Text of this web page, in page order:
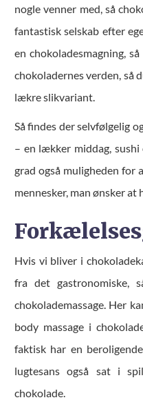
nogle venner med, så
fantastisk selskab efter
en chokoladesmagning,
chokoladernes verden, så
lækre slikvariant.
Så findes der selvfølgelig
– en lækker middag, sushi
grad også muligheden for
mennesker, man ønsker at
Hvis vi bliver i
fra det gastronomiske,
chokolademassage. Her
body massage i
faktisk har en
lugtesans også sat i
chokolade.